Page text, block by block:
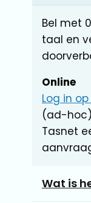
Bel met
taal en
Online
Log in
(ad-
Tasnet
Wat is